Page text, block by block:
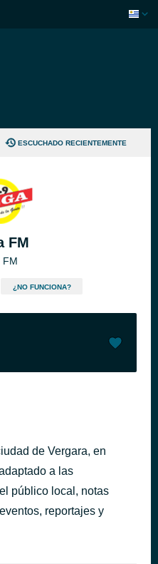
ESCUCHADO RECIENTEMENTE
FM
FM
¿NO FUNCIONA?
de Vergara, en
a las
público local, notas
reportajes y